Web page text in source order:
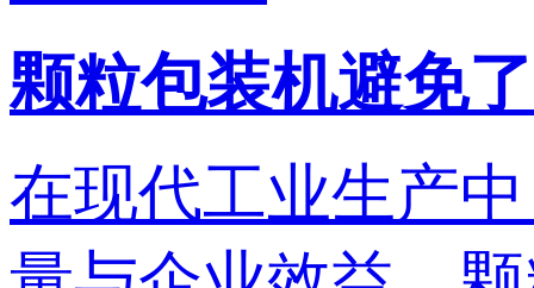
颗粒包装机避免
在现代工业生产